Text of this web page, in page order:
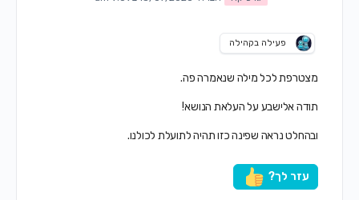
פעילה בקהילה
מצטרפת לכל מילה שנאמרה פה.
תודה אלישבע על העלאת הנושא!
ובהחלט נראה שפינה כזו תהיה לתועלת לכולנו.
עזר לך?